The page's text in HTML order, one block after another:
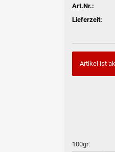
Art.Nr.:
Lieferzeit:
Artikel ist
100gr: